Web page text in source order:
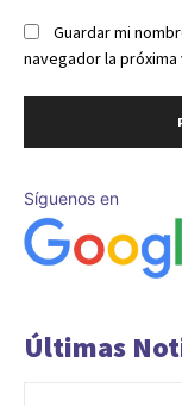
Guardar mi
navegador la
Síguenos en
Últimas